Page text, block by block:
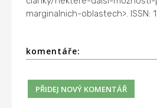
marginalnich-oblastech>. ISSN:
komentáře: